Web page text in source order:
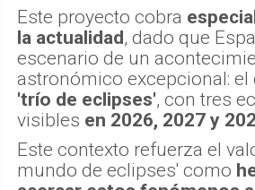
Este proyecto cobra
la actualidad, dado que
escenario de un
astronómico excepcional:
'trío de eclipses', con tres
visibles en 2026, 2027 y
Este contexto refuerza el
mundo de eclipses' como